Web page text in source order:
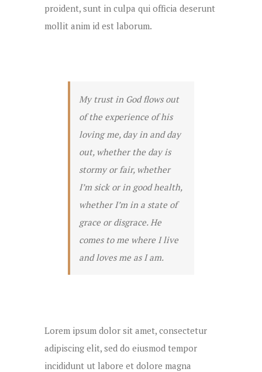
proident, sunt in culpa qui officia deserunt
mollit anim id est laborum.
My trust in God flows out
of the experience of his
loving me, day in and day
out, whether the day is
stormy or fair, whether
I’m sick or in good health,
whether I’m in a state of
grace or disgrace. He
comes to me where I live
and loves me as I am.
Lorem ipsum dolor sit amet, consectetur
adipiscing elit, sed do eiusmod tempor
incididunt ut labore et dolore magna